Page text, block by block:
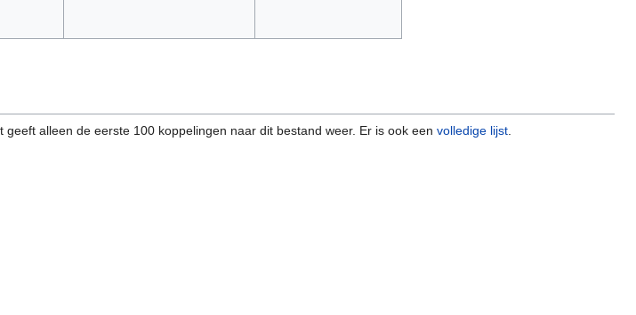
alleen de eerste 100 koppelingen naar dit bestand weer. Er is ook een volledige lijst